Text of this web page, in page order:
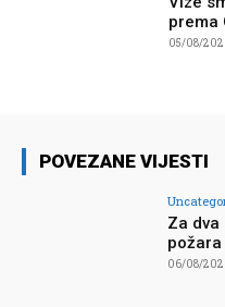
prema
05/08/
POVEZANE VIJESTI
Za
požara
06/08/